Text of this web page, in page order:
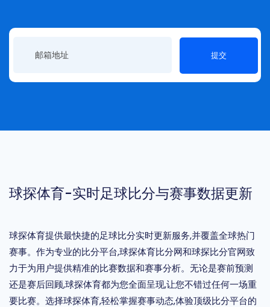
提交
球探体育-实时足球比分与赛事数据更新
球探体育提供最快捷的足球比分实时更新服务,并覆盖全球热门
赛事。作为专业的比分平台,球探体育比分网和球探比分官网致
力于为用户提供精准的比赛数据和赛事分析。无论是赛前预测
还是赛后回顾,球探体育都为您全面呈现,让您不错过任何一场重
要比赛。选择球探体育,轻松掌握赛事动态,体验顶级比分平台的